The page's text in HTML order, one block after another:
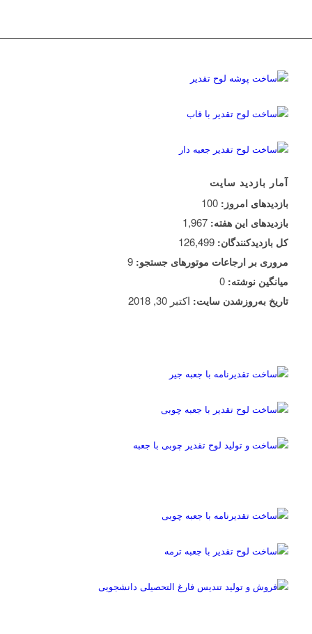
آمار بازدید سایت
بازدیدهای امروز: 100
بازدیدهای این هفته: 1,967
کل بازدیدکنند‌گان: 126,499
مروری بر ارجاعات موتورهای جستجو: 9
میانگین نوشته: 0
تاریخ به‌روزشدن سایت: اکتبر 30, 2018